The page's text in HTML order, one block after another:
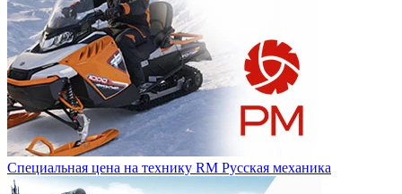
Специальная цена на технику RM Русская механика